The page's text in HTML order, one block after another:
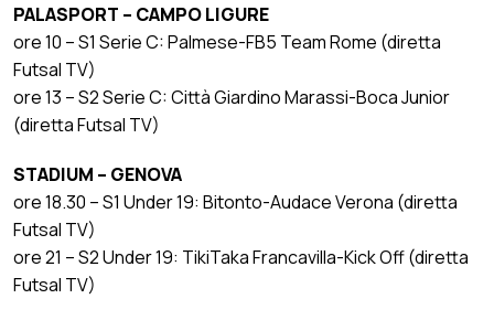
PALASPORT – CAMPO LIGURE
ore 10 – S1 Serie C: Palmese-FB5 Team Rome (diretta
Futsal TV)
ore 13 – S2 Serie C: Città Giardino Marassi-Boca Junior
(diretta Futsal TV)
STADIUM – GENOVA
ore 18.30 – S1 Under 19: Bitonto-Audace Verona (diretta
Futsal TV)
ore 21 – S2 Under 19: TikiTaka Francavilla-Kick Off (diretta
Futsal TV)